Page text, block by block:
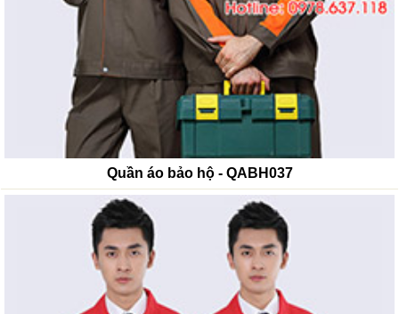
Quần áo bảo hộ - QABH037